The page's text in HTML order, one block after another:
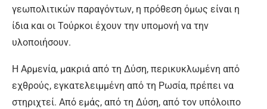
γεωπολιτικών παραγόντων, η πρόθεση όμως είναι η
ίδια και οι Τούρκοι έχουν την υπομονή να την
υλοποιήσουν.
Η Αρμενία, μακριά από τη Δύση, περικυκλωμένη από
εχθρούς, εγκατελειμμένη από τη Ρωσία, πρέπει να
στηριχτεί. Από εμάς, από τη Δύση, από τον υπόλοιπο